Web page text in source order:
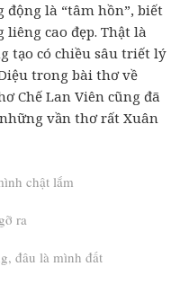
là “tâm hồn”, biết
cao đẹp. Thật là
tạo có chiều sâu triết lý
trong bài thơ về
Chế Lan Viên cũng đã
vần thơ rất Xuân
chật lắm
ra
đâu là mình đất